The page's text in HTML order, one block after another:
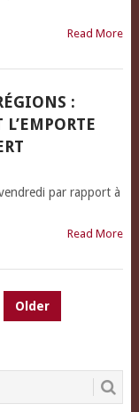
Read More
:
par rapport à
Read More
Older